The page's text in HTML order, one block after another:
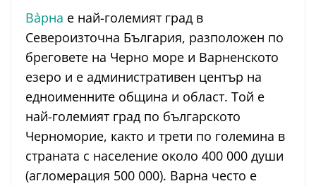
Ва̀рна е най-големият град в
Североизточна България, разположен по
бреговете на Черно море и Варненското
езеро и е административен център на
едноименните община и област. Той е
най-големият град по българското
Черноморие, както и трети по големина в
страната с население около 400 000 души
(агломерация 500 000). Варна често е